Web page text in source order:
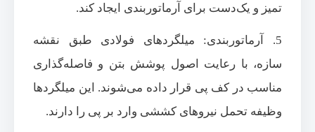
تمیز و یک‌دست برای آرماتوربندی ایجاد کند.
5. آرماتوربندی: میلگردهای فولادی طبق نقشه
سازه، با رعایت اصول پوشش بتن و فاصله‌گذاری
مناسب در کف پی قرار داده می‌شوند. این میلگردها
وظیفه تحمل نیروهای کششی وارد بر پی را دارند.